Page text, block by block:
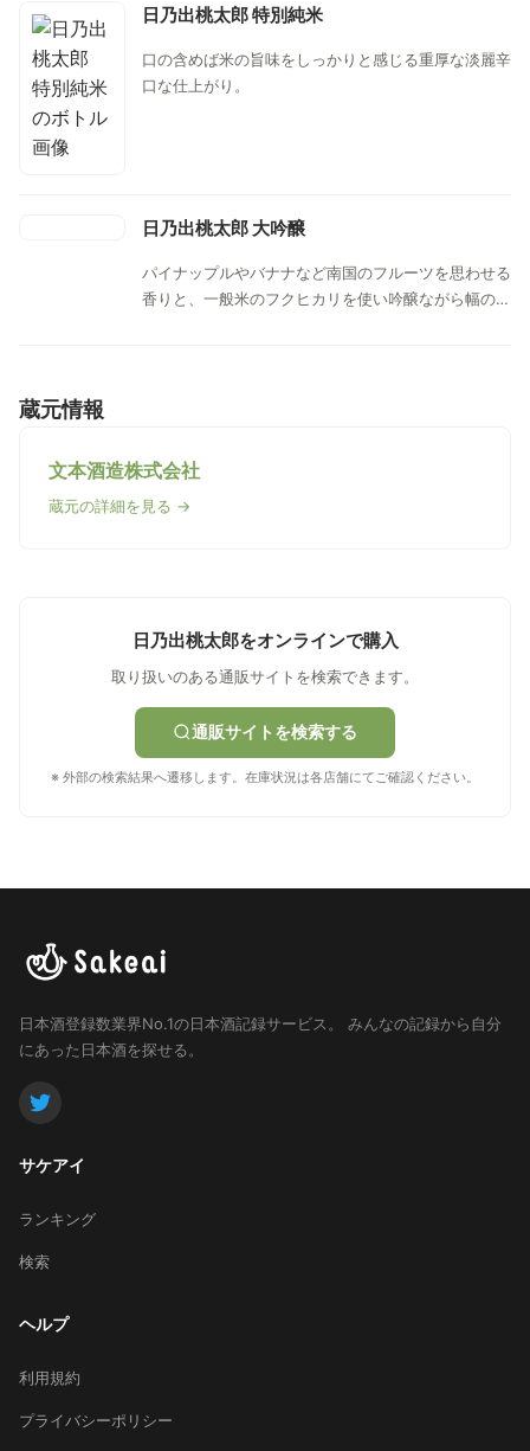
日乃出桃太郎 特別純米
口の含めば米の旨味をしっかりと感じる重厚な淡麗辛
口な仕上がり。
日乃出桃太郎 大吟醸
パイナップルやバナナなど南国のフルーツを思わせる
香りと、一般米のフクヒカリを使い吟醸ながら幅のあ
蔵元情報
文本酒造株式会社
蔵元の詳細を見る →
日乃出桃太郎をオンラインで購入
取り扱いのある通販サイトを検索できます。
通販サイトを検索する
※ 外部の検索結果へ遷移します。在庫状況は各店舗にてご確認ください。
日本酒登録数業界No.1の日本酒記録サービス。
みんなの記録から自分
にあった日本酒を探せる。
サケアイ
ランキング
検索
ヘルプ
利用規約
プライバシーポリシー